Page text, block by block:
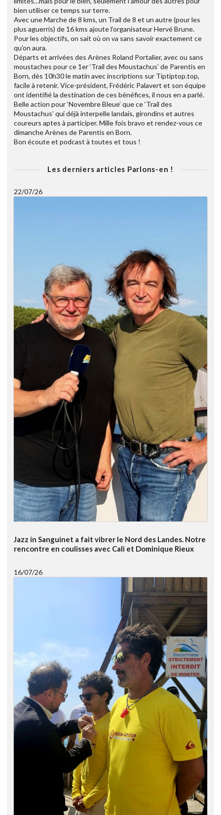
bien utiliser ce temps sur terre.
Avec une Marche de 8 kms, un Trail de 8 et un autre (pour les
plus aguerris) de 16 kms ajoute l’organisateur Hervé Brune.
Pour les objectifs, on sait où on va sans savoir exactement ce
qu’on aura.
Départs et arrivées des Arènes Roland Portalier, avec ou sans
moustaches pour ce 1er ‘Trail des Moustachus’ de Parentis en
Born, dès 10h30 le matin avec inscriptions sur Tiptiptop.top,
facile à retenir. Vice-président, Frédéric Palavert et son équipe
ont identifié la destination de ces bénéfices, il nous en a parlé.
Belle action pour ‘Novembre Bleue’ que ce ‘Trail des
Moustachus’ qui déjà interpelle landais, girondins et autres
coureurs aptes à participer. Mille fois bravo et rendez-vous ce
dimanche Arènes de Parentis en Born.
Bon écoute et podcast à toutes et tous !
Les derniers articles Parlons-en !
22/07/26
Jazz in Sanguinet a fait vibrer le Nord des Landes. Notre
rencontre en coulisses avec Cali et Dominique Rieux
16/07/26